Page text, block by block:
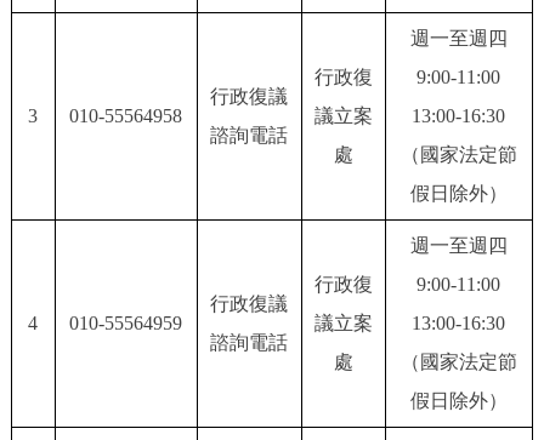
12345網上接訴即辦 我要諮詢 我要建議
圖説互動
十六區概覽
3 010-55564958
行政復議
諮詢電話
行政復
議立案
處
週一至週四
9:00-11:00
13:00-16:30
（國家法定節
假日除外）
4 010-55564959
行政復議
諮詢電話
行政復
議立案
處
週一至週四
9:00-11:00
13:00-16:30
（國家法定節
假日除外）